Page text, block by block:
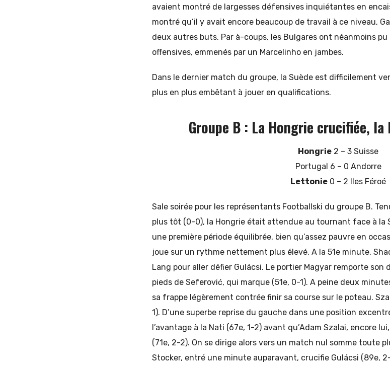
avaient montré de largesses défensives inquiétantes en
montré qu’il y avait encore beaucoup de travail à ce niveau,
deux autres buts. Par à-coups, les Bulgares ont néanmoins
offensives, emmenés par un Marcelinho en jambes.
Dans le dernier match du groupe, la Suède est difficilement
plus en plus embêtant à jouer en qualifications.
Groupe B : La Hongrie crucifiée,
Hongrie 2 – 3 Suisse
Portugal 6 – 0 Andorre
Lettonie 0 – 2 Iles Féroé
Sale soirée pour les représentants Footballski du groupe B.
plus tôt (0-0), la Hongrie était attendue au tournant face à la
une première période équilibrée, bien qu’assez pauvre en
joue sur un rythme nettement plus élevé. A la 51e minute,
Lang pour aller défier Gulácsi. Le portier Magyar remporte son
pieds de Seferović, qui marque (51e, 0-1). A peine deux
sa frappe légèrement contrée finir sa course sur le poteau.
1). D’une superbe reprise du gauche dans une position
l’avantage à la Nati (67e, 1-2) avant qu’Adam Szalai, encore
(71e, 2-2). On se dirige alors vers un match nul somme toute
Stocker, entré une minute auparavant, crucifie Gulácsi (89e,